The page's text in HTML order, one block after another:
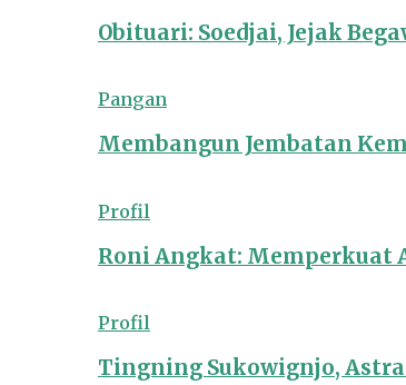
Obituari: Soedjai, Jejak
Pangan
Membangun Jembatan
Profil
Roni Angkat: Memperkuat
Profil
Tingning Sukowignjo, Astra